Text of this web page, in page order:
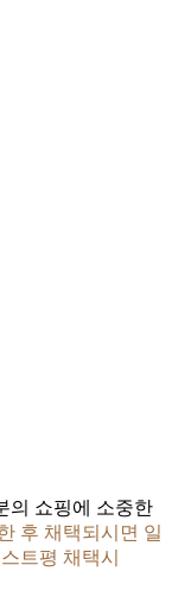
의 쇼핑에 소중한
후 채택되시면 일
트평 채택시